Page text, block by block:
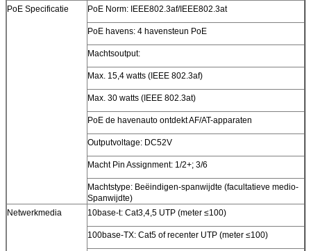
PoE Specificatie
PoE Norm: IEEE802.3af/IEEE802.3at
PoE havens: 4 havensteun PoE
Machtsoutput:
Max. 15,4 watts (IEEE 802.3af)
Max. 30 watts (IEEE 802.3at)
PoE de havenauto ontdekt AF/AT-apparaten
Outputvoltage: DC52V
Macht Pin Assignment: 1/2+; 3/6
Machtstype: Beëindigen-spanwijdte (facultatieve medio-
Spanwijdte)
Netwerkmedia
10base-t: Cat3,4,5 UTP (meter ≤100)
100base-TX: Cat5 of recenter UTP (meter ≤100)